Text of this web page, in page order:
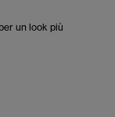
un look più